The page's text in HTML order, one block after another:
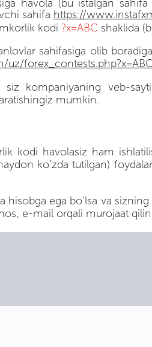
havola (bu istalgan
sahifa https://
kodi ?x=ABC shaklida
sahifasiga olib
forex_contests.php?x=ABC
siz kompaniyaning veb-
mumkin.
kodi havolasiz ham
ko’zda tutilgan)
ega bo’lsa va
e-mail orqali murojaat